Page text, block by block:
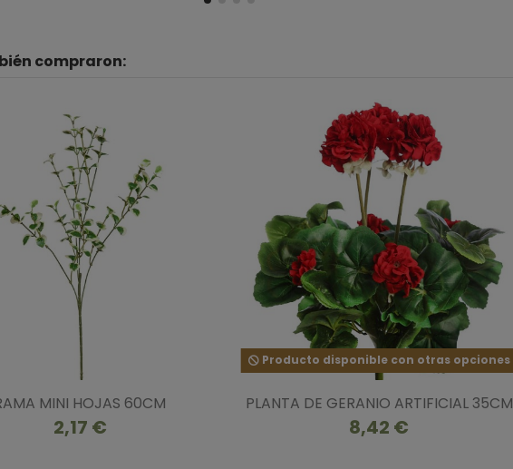
compraron:
MINI HOJAS 60CM
2,17 €
Producto disponible con otras opciones
PLANTA DE GERANIO ARTIFICIAL 35CM
8,42 €